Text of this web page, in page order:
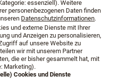
essenziell). Weitere
personenbezogenen Daten finden
Datenschutzinformationen.
und externe Dienste mit Ihrer
und Anzeigen zu personalisieren,
auf unsere Website zu
wir mit unserem Partner
die er bisher gesammelt hat, mit
Marketing).
Cookies und Dienste